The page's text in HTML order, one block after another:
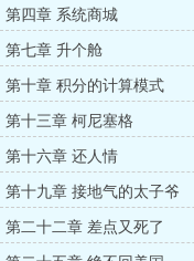
第四章 系统商城
第七章 升个舱
第十章 积分的计算模式
第十三章 柯尼塞格
第十六章 还人情
第十九章 接地气的太子爷
第二十二章 差点又死了